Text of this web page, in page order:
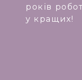
років
у кращих!